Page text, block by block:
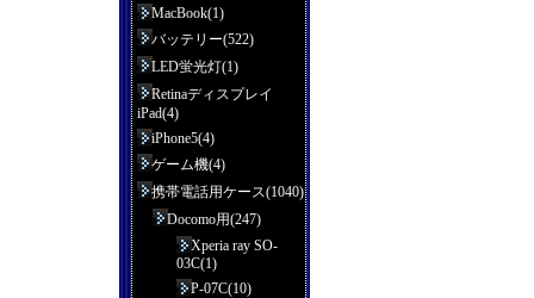
MacBook(1)
バッテリー(522)
LED蛍光灯(1)
Retinaディスプレイ
iPad(4)
iPhone5(4)
ゲーム機(4)
携帯電話用ケース(1040)
Docomo用(247)
Xperia ray SO-
03C(1)
P-07C(10)